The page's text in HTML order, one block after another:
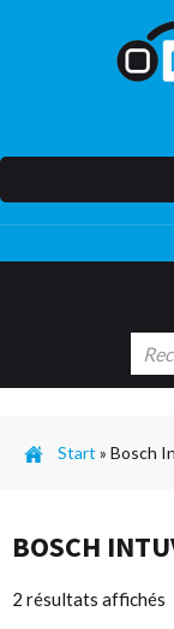
Start » Bosch
BOSCH
2 résultats affichés